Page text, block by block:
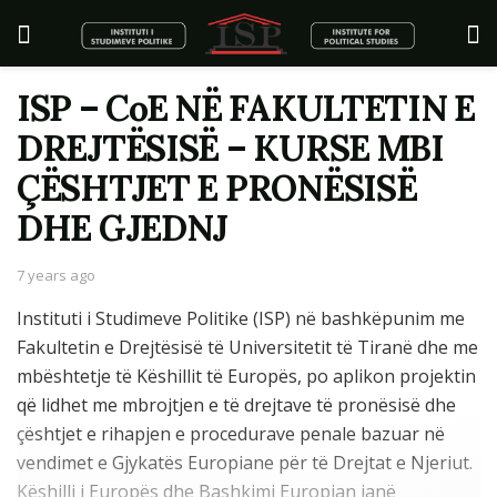
ISP – CoE NË FAKULTETIN E
DREJTËSISË – KURSE MBI
ÇËSHTJET E PRONËSISË
DHE GJEDNJ
7 years ago
Instituti i Studimeve Politike (ISP) në bashkëpunim me
Fakultetin e Drejtësisë të Universitetit të Tiranë dhe me
mbështetje të Këshillit të Europës, po aplikon projektin
që lidhet me mbrojtjen e të drejtave të pronësisë dhe
çështjet e rihapjen e procedurave penale bazuar në
vendimet e Gjykatës Europiane për të Drejtat e Njeriut.
Këshilli i Europës dhe Bashkimi Europian janë